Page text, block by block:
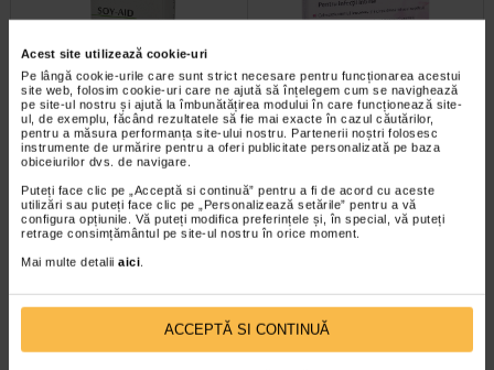
Acest site utilizează cookie-uri
Pe lângă cookie-urile care sunt strict necesare pentru funcționarea acestui
site web, folosim cookie-uri care ne ajută să înțelegem cum se navighează
pe site-ul nostru și ajută la îmbunătățirea modului în care funcționează site-
ul, de exemplu, făcând rezultatele să fie mai exacte în cazul căutărilor,
pentru a măsura performanța site-ului nostru. Partenerii noștri folosesc
instrumente de urmărire pentru a oferi publicitate personalizată pe baza
obiceiurilor dvs. de navigare.
Puteți face clic pe „Acceptă si continuă” pentru a fi de acord cu aceste
utilizări sau puteți face clic pe „Personalizează setările” pentru a vă
configura opțiunile. Vă puteți modifica preferințele și, în special, vă puteți
retrage consimțământul pe site-ul nostru în orice moment.
Mai multe detalii aici.
ACCEPTĂ SI CONTINUĂ
Soy-Aid impotriva
simptomelor menopauzei…
Soy-Aid de la Sunwave Pharma
trateaza eficient simptomele
menopauzei. Izoflavonele din…
Zenella MED, 14 comprimate
vaginale, Zdrovit
vaginala, fiind un produs
recomandat pentru calmarea…